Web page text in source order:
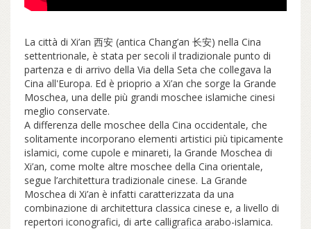
La città di Xi’an 西安 (antica Chang’an 长安) nella Cina
settentrionale, è stata per secoli il tradizionale punto di
partenza e di arrivo della Via della Seta che collegava la
Cina all'Europa. Ed è prioprio a Xi’an che sorge la Grande
Moschea, una delle più grandi moschee islamiche cinesi
meglio conservate.
A differenza delle moschee della Cina occidentale, che
solitamente incorporano elementi artistici più tipicamente
islamici, come cupole e minareti, la Grande Moschea di
Xi’an, come molte altre moschee della Cina orientale,
segue l’architettura tradizionale cinese. La Grande
Moschea di Xi’an è infatti caratterizzata da una
combinazione di architettura classica cinese e, a livello di
repertori iconografici, di arte calligrafica arabo-islamica.